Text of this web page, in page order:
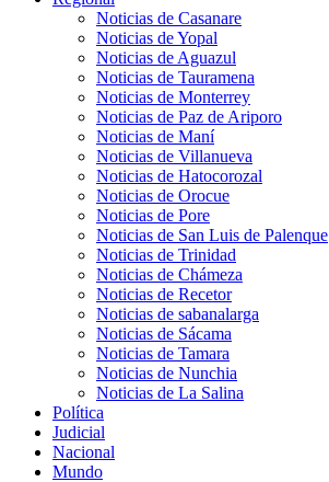
Noticias de Casanare
Noticias de Yopal
Noticias de Aguazul
Noticias de Tauramena
Noticias de Monterrey
Noticias de Paz de Ariporo
Noticias de Maní
Noticias de Villanueva
Noticias de Hatocorozal
Noticias de Orocue
Noticias de Pore
Noticias de San Luis de Palenque
Noticias de Trinidad
Noticias de Chámeza
Noticias de Recetor
Noticias de sabanalarga
Noticias de Sácama
Noticias de Tamara
Noticias de Nunchia
Noticias de La Salina
Política
Judicial
Nacional
Mundo